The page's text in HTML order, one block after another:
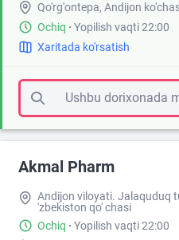
Qo'rg'ontepa, Andijon
Ochiq · Yopilish vaqti 22:00
Xaritada ko'rsatish
Ushbu dorixonada
Akmal Pharm
Andijon viloyati. Jalaquduq
'zbekiston qo' chasi
Ochiq · Yopilish vaqti 22:00